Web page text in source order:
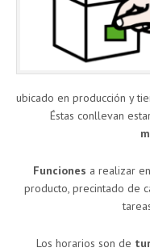
ubicado en producción y
Éstas conllevan
Funciones a realizar
producto, precintado de
Los horarios son de